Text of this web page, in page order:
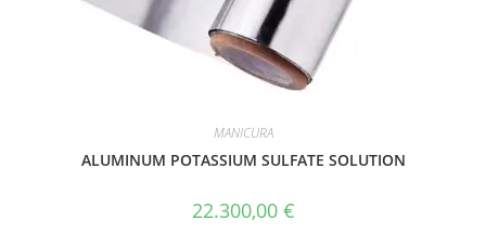
MANICURA
ALUMINUM POTASSIUM SULFATE SOLUTION
22.300,00 €